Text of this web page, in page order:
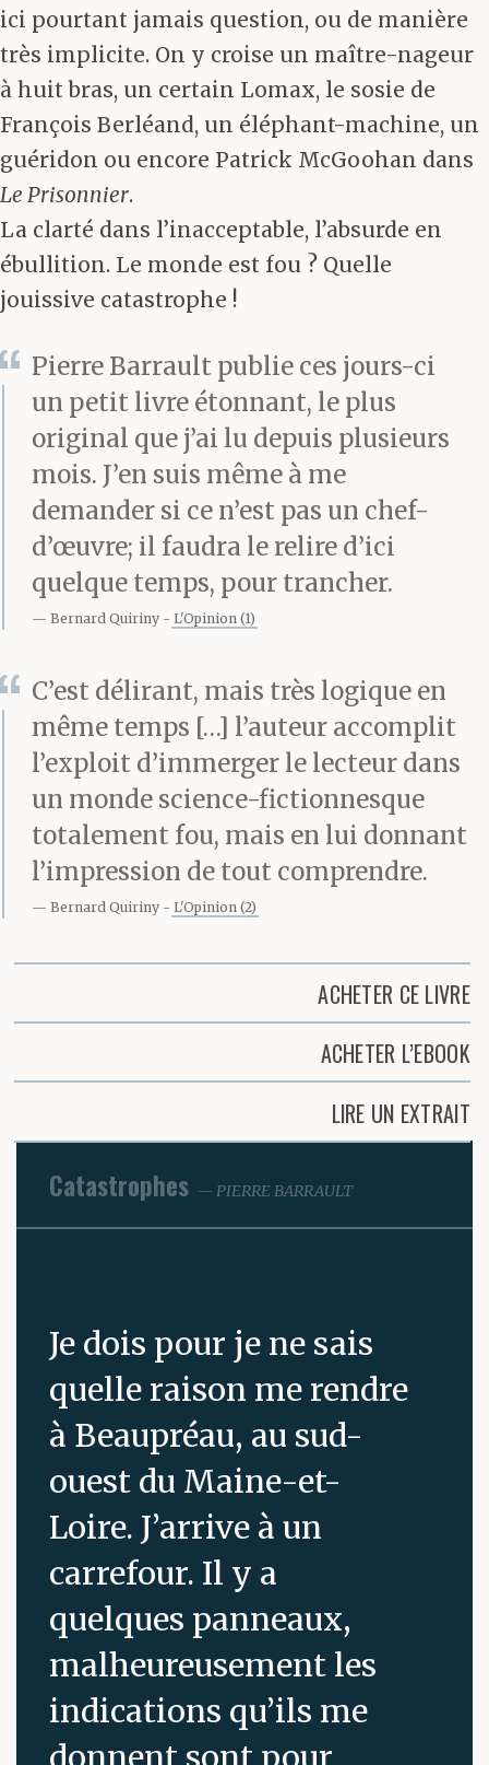
ici pourtant jamais question, ou de manière
très implicite. On y croise un maître-nageur
à huit bras, un certain Lomax, le sosie de
François Berléand, un éléphant-machine, un
guéridon ou encore Patrick McGoohan dans
Le Prisonnier.
La clarté dans l’inacceptable, l’absurde en
ébullition. Le monde est fou ? Quelle
jouissive catastrophe !
Pierre Barrault publie ces jours-ci
un petit livre étonnant, le plus
original que j’ai lu depuis plusieurs
mois. J’en suis même à me
demander si ce n’est pas un chef-
d’œuvre; il faudra le relire d’ici
quelque temps, pour trancher.
Bernard Quiriny L'Opinion (1)
C’est délirant, mais très logique en
même temps […] l’auteur accomplit
l’exploit d’immerger le lecteur dans
un monde science-fictionnesque
totalement fou, mais en lui donnant
l’impression de tout comprendre.
Bernard Quiriny L'Opinion (2)
ACHETER CE LIVRE
ACHETER L’EBOOK
LIRE UN EXTRAIT
Catastrophes PIERRE BARRAULT
Je dois pour je ne sais
quelle raison me rendre
à Beaupréau, au sud-
ouest du Maine-et-
Loire. J’arrive à un
carrefour. Il y a
quelques panneaux,
malheureusement les
indications qu’ils me
donnent sont pour